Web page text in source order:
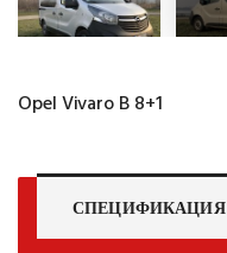
Opel Vivaro B 8+1
СПЕЦИФИКАЦИЯ